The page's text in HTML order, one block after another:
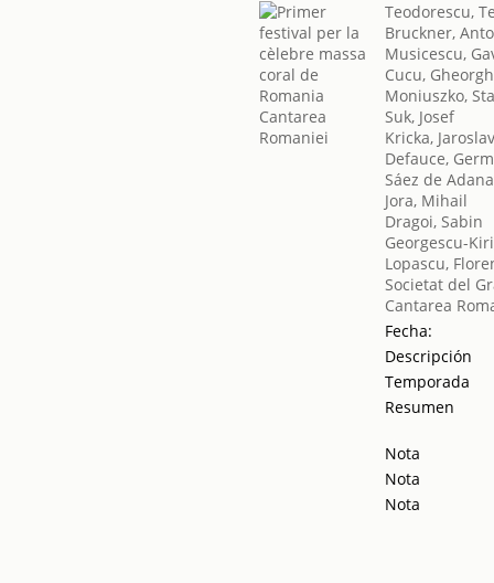
Teodorescu,
Bruckner,
Musicescu,
Cucu,
Moniuszko,
Suk, Josef
Kricka,
Defauce,
Sáez de
Jora, Mihail
Dragoi, Sabin
Georgescu-
Lopascu,
Societat del
Cantarea
Fecha:
Descripción
Temporada
Resumen
Nota
Nota
Nota